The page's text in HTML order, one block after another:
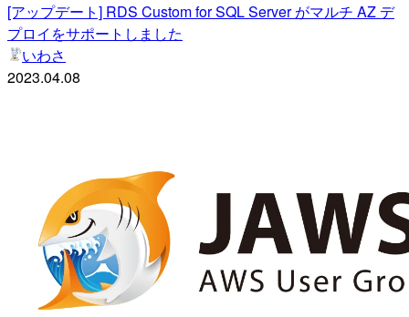
[アップデート] RDS Custom for SQL Server がマルチ AZ デ
プロイをサポートしました
いわさ
2023.04.08